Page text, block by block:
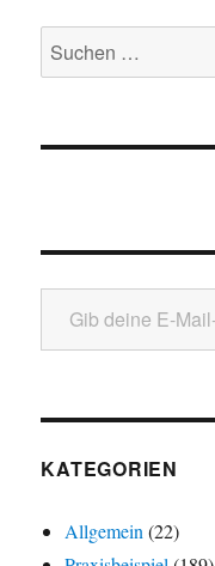
Suchen
nach:
Gib deine E-Mail-Adresse ein ...
KATEGORIEN
Allgemein (22)